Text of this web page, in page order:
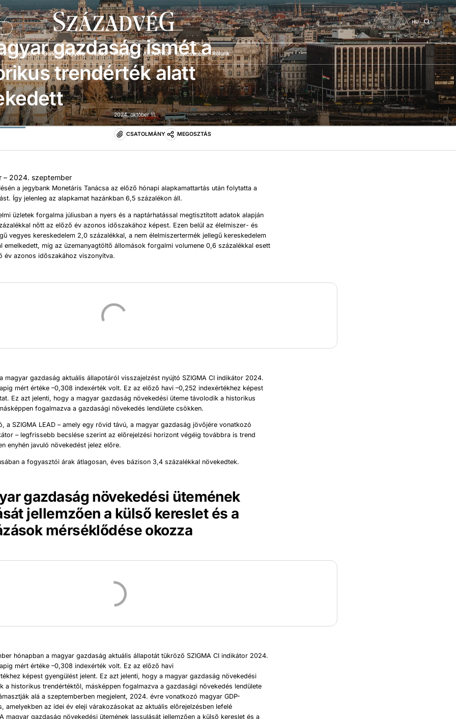
EN HU
Gondolatfigyelő Kiadó Folyóirat Akadémia Sajtószoba Rólunk
gazdaság ismét a
trendérték alatt
2024. október 11.
CSATOLMÁNY MEGOSZTÁS
– 2024. szeptember
a jegybank Monetáris Tanácsa az előző hónapi alapkamattartás után folytatta a
Így jelenleg az alapkamat hazánkban 6,5 százalékon áll.
üzletek forgalma júliusban a nyers és a naptárhatással megtisztított adatok alapján
nőtt az előző év azonos időszakához képest. Ezen belül az élelmiszer- és
vegyes kereskedelem 2,0 százalékkal, a nem élelmiszertermék jellegű kereskedelem
emelkedett, míg az üzemanyagtöltő állomások forgalmi volumene 0,6 százalékkal esett
év azonos időszakához viszonyítva.
magyar gazdaság aktuális állapotáról visszajelzést nyújtó SZIGMA CI indikátor 2024.
mért értéke –0,308 indexérték volt. Ez az előző havi –0,252 indexértékhez képest
Ez azt jelenti, hogy a magyar gazdaság növekedési üteme távolodik a historikus
fogalmazva a gazdasági növekedés lendülete csökken.
a SZIGMA LEAD – amely egy rövid távú, a magyar gazdaság jövőjére vonatkozó
– legfrissebb becslése szerint az előrejelzési horizont végéig továbbra is trend
enyhén javuló növekedést jelez előre.
a fogyasztói árak átlagosan, éves bázison 3,4 százalékkal növekedtek.
gazdaság növekedési ütemének
jellemzően a külső kereslet és a
mérséklődése okozza
hónapban a magyar gazdaság aktuális állapotát tükröző SZIGMA CI indikátor 2024.
mért értéke –0,308 indexérték volt. Ez az előző havi
képest gyengülést jelent. Ez azt jelenti, hogy a magyar gazdaság növekedési
a historikus trendértéktől, másképpen fogalmazva a gazdasági növekedés lendülete
alá a szeptemberben megjelent, 2024. évre vonatkozó magyar GDP-
amelyekben az idei év eleji várakozásokat az aktuális előrejelzésben lefelé
magyar gazdaság növekedési ütemének lassulását jellemzően a külső kereslet és a